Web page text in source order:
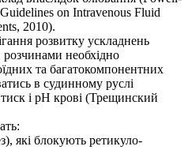
on Intravenous Fluid
2010).
розвитку ускладнень
необхідно
та багатокомпонентних
в судинному руслі
і рН крові (Трещинский
які блокують ретикуло-